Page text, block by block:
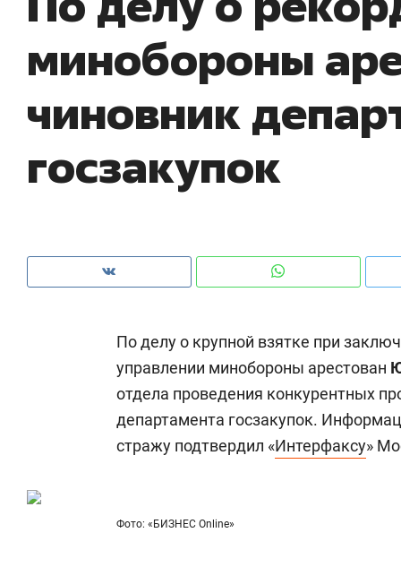
минобороны
чиновник
госзакупок
По делу о крупной взятке при
управлении минобороны арестован
отдела проведения конкурентных
департамента госзакупок.
стражу подтвердил «Интерфаксу»
Фото: «БИЗНЕС Online»
Дизайнер-прораб Наталья
Наседкина: «Ремонт вместе
Рекомендуем
Как
гаджета и